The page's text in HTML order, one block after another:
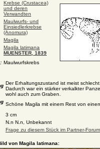
Krebse (Crustacea)
und deren
Verwandten
Maulwurfs- und
Einsiedlerkrebse
(Anomura)
Magila
Magila latimana
MUENSTER, 1839
Maulwurfskrebs
Der Erhaltungszustand ist meist
Dadurch war ein stärker verkalkter
wohl auch zum Graben.
Schöne Magila mit einem Rest von
3 cm
N.n N.n, Unbekannt
Frage zu diesem Stück im Partner-
von Magila latimana: